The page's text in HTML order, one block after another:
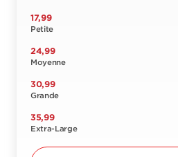
17,99
Petite
24,99
Moyenne
30,99
Grande
35,99
Extra-Large